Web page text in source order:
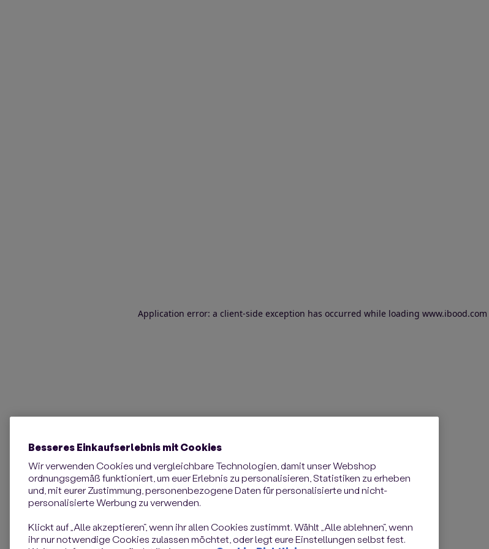
Application error: a client-side exception has occurred while loading www.ibood.com
Besseres Einkaufserlebnis mit Cookies
Wir verwenden Cookies und vergleichbare Technologien, damit unser Webshop
ordnungsgemäß funktioniert, um euer Erlebnis zu personalisieren, Statistiken zu erheben
und, mit eurer Zustimmung, personenbezogene Daten für personalisierte und nicht-
personalisierte Werbung zu verwenden.
Klickt auf „Alle akzeptieren“, wenn ihr allen Cookies zustimmt. Wählt „Alle ablehnen“, wenn
ihr nur notwendige Cookies zulassen möchtet, oder legt eure Einstellungen selbst fest.